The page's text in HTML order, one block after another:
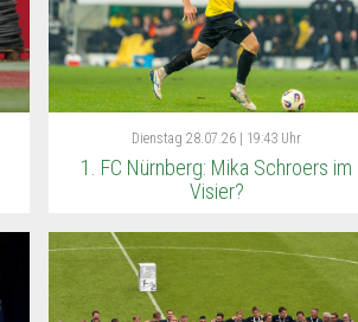
Dienstag 28.07.26 | 19:43 Uhr
1. FC Nürnberg: Mika Schroers im
Visier?